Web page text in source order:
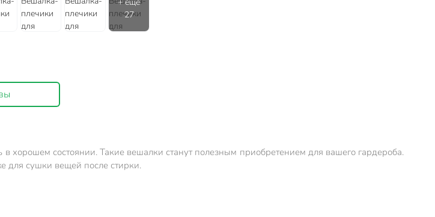
хорошем состоянии. Такие вешалки станут полезным приобретением для вашего гардероба.
для сушки вещей после стирки.